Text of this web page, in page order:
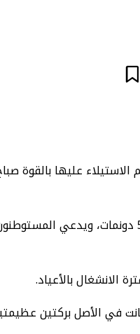
عليها بالقوة
وقال الباحث المقدسي رضوان عمرو، إن الأرض ذات أهمية استراتيجية
الانشغال بالأعياد.
في الأصل بركتين